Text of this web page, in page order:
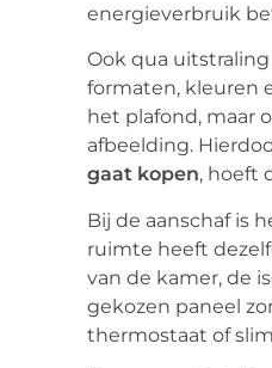
energieverbruik
Ook qua
formaten, kleuren
het plafond, maar
afbeelding.
gaat kopen, hoeft
Bij de aanschaf is
ruimte heeft
van de kamer, de
gekozen paneel
thermostaat of